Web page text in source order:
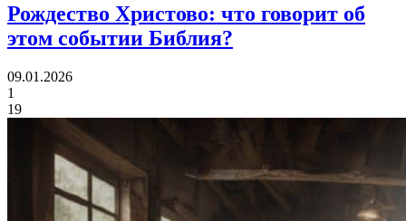
Рождество Христово: что говорит об
этом событии Библия?
09.01.2026
1
19